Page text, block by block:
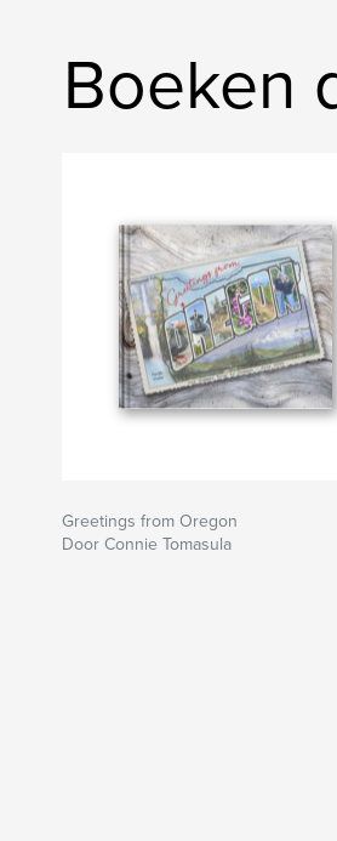
Boeken
Greetings from Oregon
Door Connie Tomasula